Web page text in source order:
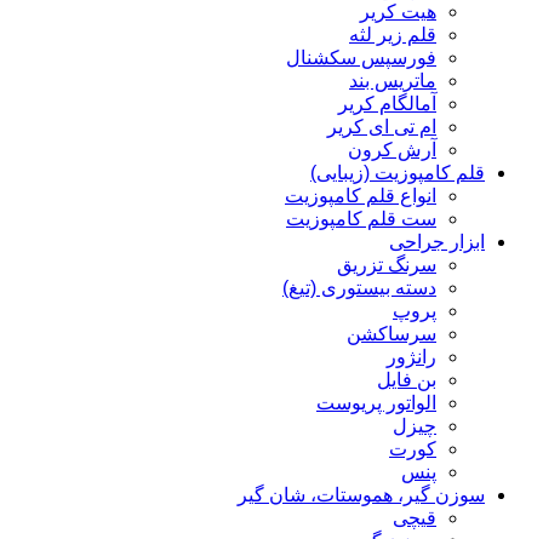
هیت کریر
قلم زیر لثه
فورسپس سکشنال
ماتریس بند
آمالگام کریر
ام تی ای کریر
آرش کرون
قلم کامپوزیت (زیبایی)
انواع قلم کامپوزیت
ست قلم کامپوزیت
ابزار جراحی
سرنگ تزریق
دسته بیستوری (تیغ)
پروپ
سرساکشن
رانژور
بن فایل
الواتور پریوست
چیزل
کورت
پنس
سوزن گیر، هموستات، شان گیر
قیچی